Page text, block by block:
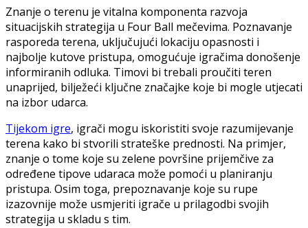
Znanje o terenu je vitalna komponenta razvoja
situacijskih strategija u Four Ball mečevima. Poznavanje
rasporeda terena, uključujući lokaciju opasnosti i
najbolje kutove pristupa, omogućuje igračima donošenje
informiranih odluka. Timovi bi trebali proučiti teren
unaprijed, bilježeći ključne značajke koje bi mogle utjecati
na izbor udarca.
Tijekom igre, igrači mogu iskoristiti svoje razumijevanje
terena kako bi stvorili strateške prednosti. Na primjer,
znanje o tome koje su zelene površine prijemčive za
određene tipove udaraca može pomoći u planiranju
pristupa. Osim toga, prepoznavanje koje su rupe
izazovnije može usmjeriti igrače u prilagodbi svojih
strategija u skladu s tim.